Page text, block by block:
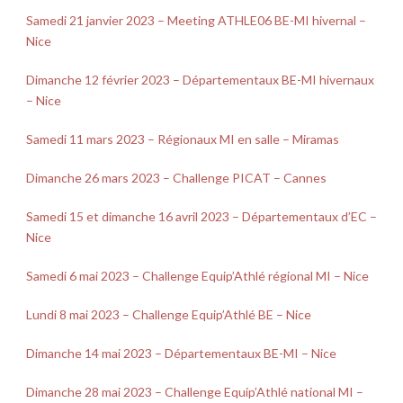
Samedi 21 janvier 2023 – Meeting ATHLE06 BE-MI hivernal –
Nice
Dimanche 12 février 2023 – Départementaux BE-MI hivernaux
– Nice
Samedi 11 mars 2023 – Régionaux MI en salle – Miramas
Dimanche 26 mars 2023 – Challenge PICAT – Cannes
Samedi 15 et dimanche 16 avril 2023 – Départementaux d’EC –
Nice
Samedi 6 mai 2023 – Challenge Equip’Athlé régional MI – Nice
Lundi 8 mai 2023 – Challenge Equip’Athlé BE – Nice
Dimanche 14 mai 2023 – Départementaux BE-MI – Nice
Dimanche 28 mai 2023 – Challenge Equip’Athlé national MI –